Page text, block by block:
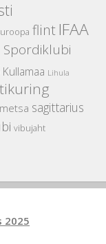
flint IFAA
Spordiklubi
Kullamaa Lihula
sagittarius
vibujaht
2025